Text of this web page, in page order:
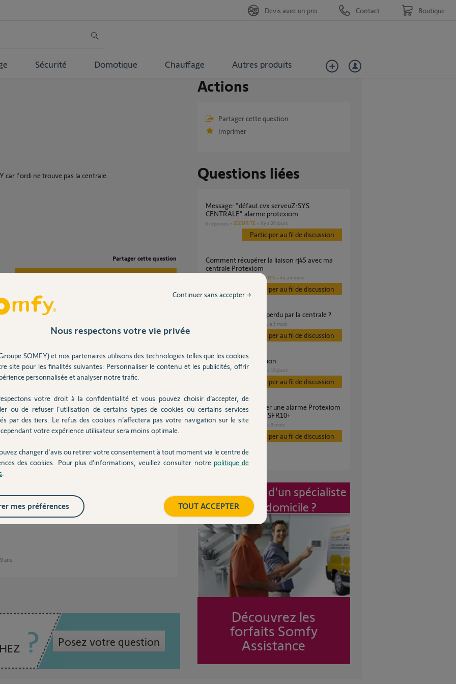
Sécurité Domotique Chauffage Autres produits
Devis avec un pro Contact Boutique
car l'ordi ne trouve pas la centrale.
Partager cette question
Participer au fil de discussion
votre carte IP soit HS.
assuré qu'elle soit bien branchée
changez le câble.
9 ans
la procédure au lien ci-dessous,
plus à me connecter à mon interface PC
ans
Posez votre question
Actions
Partager cette question
Imprimer
Questions liées
Message: "défaut cvx serveuZ:SYS
CENTRALE" alarme protexiom
6 réponses SÉCURITÉ il y a 26 jours
Participer au fil de discussion
Comment récupérer la liaison rj45 avec ma
centrale Protexiom
AUTRES PRODUITS il y a 4 mois
Participer au fil de discussion
Connexion internet perdu par la centrale ?
il y a 5 mois
Participer au fil de discussion
Accès à la configuration
6réponses SÉCURITÉ il y a 18 jours
Participer au fil de discussion
Comment parametrer une alarme Protexiom
avec la nouvelle Box SFR10+
SÉCURITÉ il y a 9 mois
Participer au fil de discussion
Intervention d'un spécialiste
à mon domicile ?
Découvrez les
forfaits Somfy
Assistance
Nous respectons votre vie privée
SOMFY) et nos partenaires utilisons des technologies telles que les cookies
site pour les finalités suivantes: Personnaliser le contenu et les publicités, offrir
personnalisée et analyser notre trafic.
votre droit à la confidentialité et vous pouvez choisir d’accepter, de
ou de refuser l'utilisation de certains types de cookies ou certains services
par des tiers. Le refus des cookies n’affectera pas votre navigation sur le site
votre expérience utilisateur sera moins optimale.
changer d'avis ou retirer votre consentement à tout moment via le centre de
des cookies. Pour plus d’informations, veuillez consulter notre politique de
Continuer sans accepter →
TOUT ACCEPTER
mes préférences